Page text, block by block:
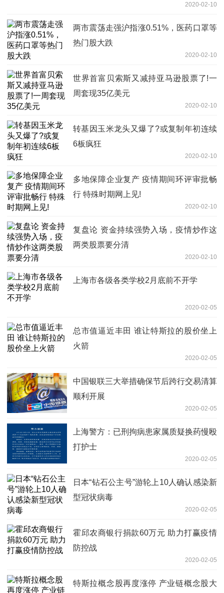
2020-02-10
两市震荡走强沪指涨0.51%，医药口罩等
热门股大跌
2020-02-10
世界首富贝索斯又减持亚马逊股票了!一
周套现35亿美元
2020-02-10
转基因玉米龙头又爆了?或复制年初连续
6板疯狂
2020-02-10
多地保障企业复产 疫情期间环评审批畅
行 特殊时期网上见!
2020-02-10
复盘论 资金持续强势入场，疫情炒作这
两类股票要分清
2020-02-10
上海市各级各类学校2月底前不开学
2020-02-05
总市值逼近丰田 谁让特斯拉的股价坐上
火箭
2020-02-05
中国银联三大举措确保节后跨行交易清算
顺利开展
2020-02-05
上海警方：已刑拘病患家属质疑换药慢殴
打护士
2020-02-05
日本“钻石公主号”游轮上10人确认感染新
型冠状病毒
2020-02-05
霍邱农商银行捐款60万元 助力打赢疫情
防控战
2020-02-05
特斯拉概念股再度涨停 产业链概念股大